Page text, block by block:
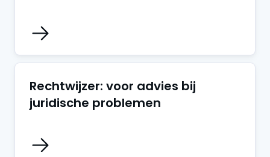
Rechtwijzer: voor advies bij
juridische problemen